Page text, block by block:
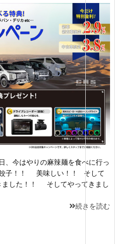
今はやりの麻辣麺を食べに行っ
子！！ 美味しい！！ そして
ました！！ そしてやってきまし
続きを読む